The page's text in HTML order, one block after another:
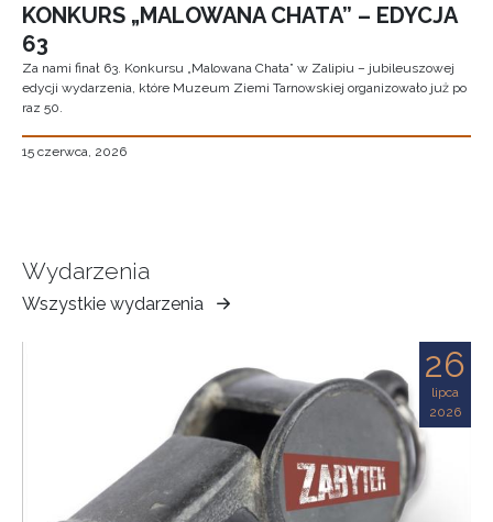
KONKURS „MALOWANA CHATA” – EDYCJA
63
Za nami finał 63. Konkursu „Malowana Chata” w Zalipiu – jubileuszowej
edycji wydarzenia, które Muzeum Ziemi Tarnowskiej organizowało już po
raz 50.
15 czerwca, 2026
Wydarzenia
Wszystkie wydarzenia
Muzeum
Ziemi
26
lipca
2026